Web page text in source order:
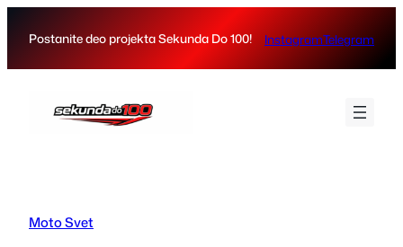
Postanite deo projekta Sekunda Do 100! InstagramTelegram
Moto Svet